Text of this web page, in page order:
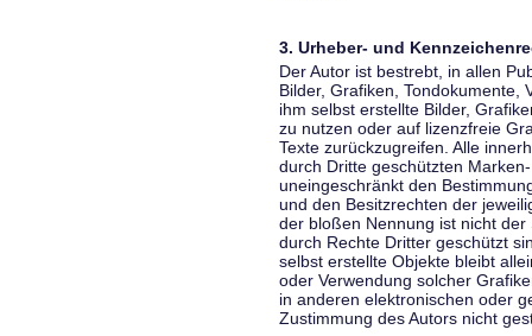
3. Urheber- und
Der Autor ist bestrebt, in allen
Bilder, Grafiken, Tondokumente,
ihm selbst erstellte Bilder,
zu nutzen oder auf lizenzfreie
Texte zurückzugreifen. Alle
durch Dritte geschützten
uneingeschränkt den
und den Besitzrechten der
der bloßen Nennung ist nicht
durch Rechte Dritter geschützt
selbst erstellte Objekte bleibt
oder Verwendung solcher
in anderen elektronischen oder
Zustimmung des Autors nicht